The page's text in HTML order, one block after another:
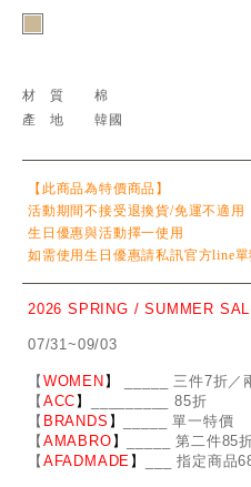
材質棉
產地韓國
【此商品為特價商品】
活動期間不接受退換貨/免運不適用
生日優惠與活動擇一使用
如需使用生日優惠請私訊官方line
2026 SPRING / SUMMER
07/31~09/03
【 WOMEN 】
___ 三件7折
【 ACC 】
____ 85折
【 BRANDS 】
_ 單一特價
【 AMABRO 】
_ 第二件85
【 AFADMADE 】 ___ 指定商品